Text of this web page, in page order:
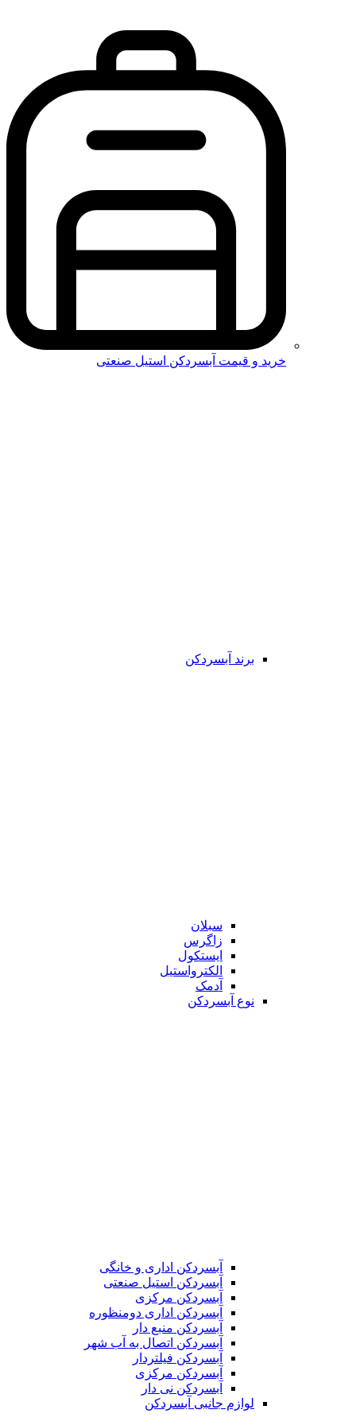
خرید و قیمت آبسردکن استیل صنعتی
برند آبسردکن
سبلان
زاگرس
ایستکول
الکترواستیل
آدمک
نوع آبسردکن
آبسردکن اداری و خانگی
آبسردکن استیل صنعتی
آبسردکن مرکزی
آبسردکن اداری دومنظوره
آبسردکن منبع دار
آبسردکن اتصال به آب شهر
آبسردکن فیلتردار
آبسردکن مرکزی
آبسردکن نی دار
لوازم جانبی آبسردکن